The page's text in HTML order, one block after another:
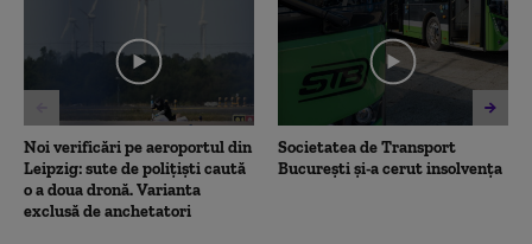
seconds
Noi verificări pe aeroportul din
Leipzig: sute de polițiști caută
o a doua dronă. Varianta
exclusă de anchetatori
Societatea de Transport
București și-a cerut insolvența